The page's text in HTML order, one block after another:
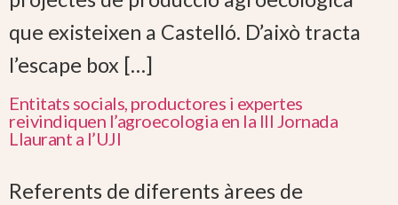
que existeixen a Castelló. D’això tracta
l’escape box […]
Entitats socials, productores i expertes
reivindiquen l’agroecologia en la III Jornada
Llaurant a l’UJI
Referents de diferents àrees de